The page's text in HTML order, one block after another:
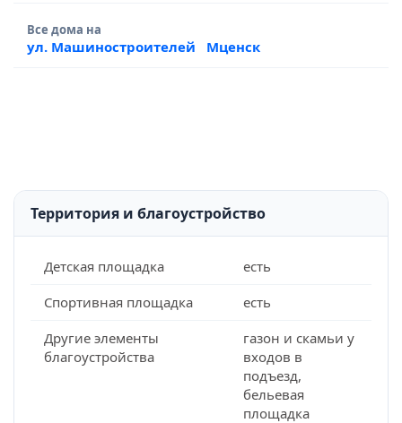
Все дома на
ул. Машиностроителей Мценск
Территория и благоустройство
Детская площадка
есть
Спортивная площадка
есть
Другие элементы
благоустройства
газон и скамьи у
входов в
подъезд,
бельевая
площадка